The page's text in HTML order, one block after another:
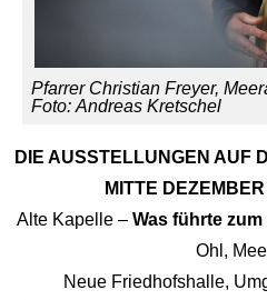
Pfarrer Christian Freyer,
Foto: Andreas Kretschel
DIE AUSSTELLUNGEN AUF
MITTE
Alte Kapelle – Was führte
Ohl,
Neue Friedhofshalle,